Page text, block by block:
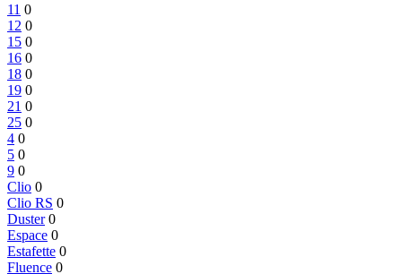
11 0
12 0
15 0
16 0
18 0
19 0
21 0
25 0
4 0
5 0
9 0
Clio 0
Clio RS 0
Duster 0
Espace 0
Estafette 0
Fluence 0